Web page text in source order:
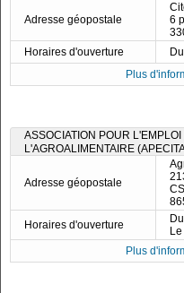
Adresse géopostale
6
Horaires d'ouverture
Plus
ASSOCIATION POUR
L'AGROALIMENTAIRE
Adresse géopostale
Horaires d'ouverture
Plus